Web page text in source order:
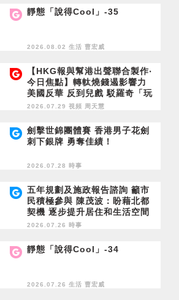
靜態「說得Cool」-35
2026.08.02 生活 曹宏威
【HKG報與幫港出聲聯合製作‧
今日焦點】轉軚燒錢遏影響力
美國反華 反到兒戲 駁羅奇「玩
完論」 香港唔靠中國 唔通靠美
2026.07.29 視頻 周天慧
劍擊世錦團體賽 香港男子花劍
刺下銀牌 勇奪佳績！
2026.07.28 時事
五年規劃及施政報告諮詢 籲市
民積極參與 陳茂波：盼藉北都
契機 逐步提升居住和生活空間
2026.07.26 時事
靜態「說得Cool」-34
2026.07.26 生活 曹宏威